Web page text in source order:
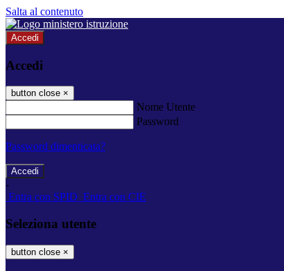
Salta al contenuto
Accedi
Accedi
button close ×
Nome Utente
Password
Password dimenticata?
-
Entra con SPID Entra con CIE
Seleziona utente
button close ×